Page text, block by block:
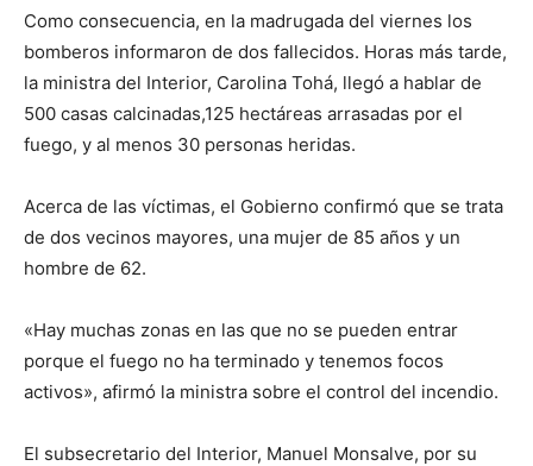
Como consecuencia, en la madrugada del viernes los
bomberos informaron de dos fallecidos. Horas más tarde,
la ministra del Interior, Carolina Tohá, llegó a hablar de
500 casas calcinadas,125 hectáreas arrasadas por el
fuego, y al menos 30 personas heridas.
Acerca de las víctimas, el Gobierno confirmó que se trata
de dos vecinos mayores, una mujer de 85 años y un
hombre de 62.
«Hay muchas zonas en las que no se pueden entrar
porque el fuego no ha terminado y tenemos focos
activos», afirmó la ministra sobre el control del incendio.
El subsecretario del Interior, Manuel Monsalve, por su